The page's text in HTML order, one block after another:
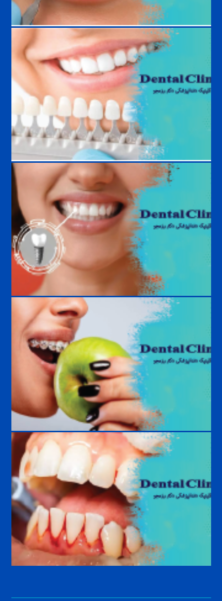
چه افرادی نباید لمینت انجام دهند ؟ بررسی کامل موارد منع و شرایط انجام
لمینت
بهترین رنگ لمینت دندان چیست؟ راهنمای انتخاب طبیعی‌ترین و زیباترین
رنگ
مراقبت‌های بعد از ایمپلنت دندان | راهنمای کامل افزایش عمر ایمپلنت
غذاهای ممنوع در ارتودنسی؛ چه خوراکی‌هایی به براکت آسیب می‌زنند؟